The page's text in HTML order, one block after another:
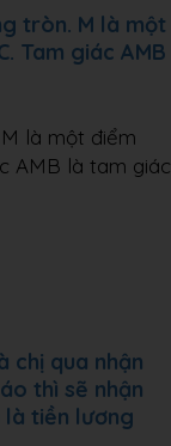
tròn. M là một
Tam giác AMB
là một điểm
AMB là tam giác
chị qua nhận
thì sẽ nhận
tiền lương